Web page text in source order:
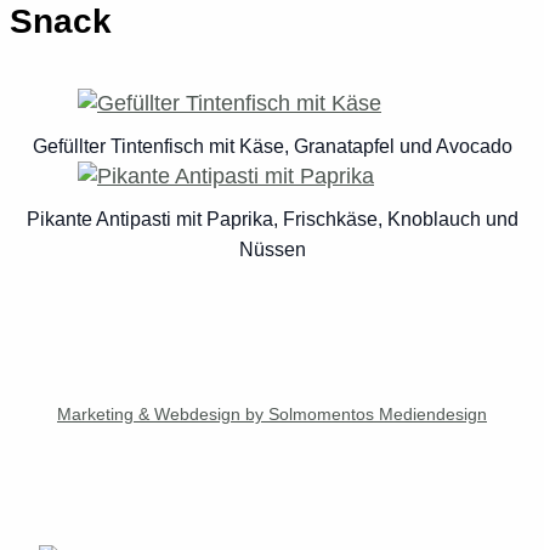
Snack
Gefüllter Tintenfisch mit Käse, Granatapfel und Avocado
Pikante Antipasti mit Paprika, Frischkäse, Knoblauch und
Nüssen
Marketing & Webdesign by Solmomentos Mediendesign